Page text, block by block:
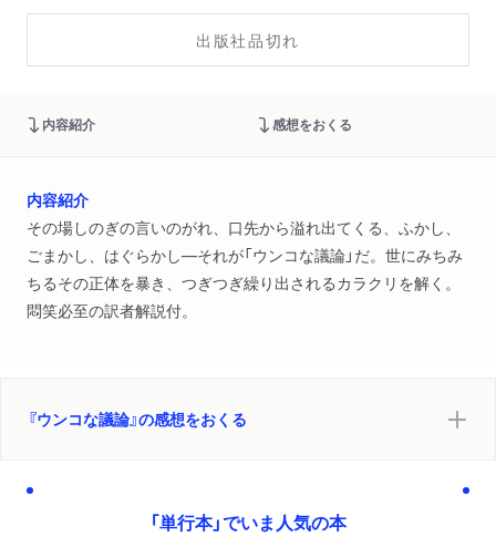
出版社品切れ
内容紹介 感想をおくる
内容紹介
その場しのぎの言いのがれ、口先から溢れ出てくる、ふかし、
ごまかし、はぐらかし―それが「ウンコな議論」だ。世にみちみ
ちるその正体を暴き、つぎつぎ繰り出されるカラクリを解く。
悶笑必至の訳者解説付。
『ウンコな議論』の感想をおくる
「単行本」でいま人気の本